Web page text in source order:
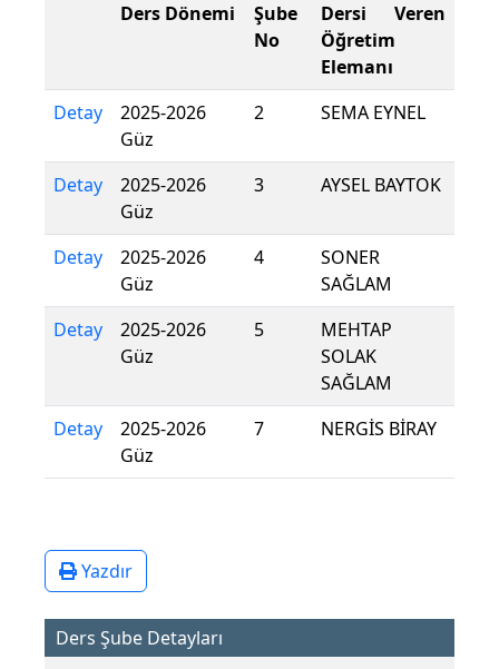
Ders Dönemi
Şube
No
Dersi Veren
Öğretim
Elemanı
Detay
2025-2026
Güz
2 SEMA EYNEL
Detay
2025-2026
Güz
3 AYSEL BAYTOK
Detay
2025-2026
Güz
4
SONER
SAĞLAM
Detay
2025-2026
Güz
5
MEHTAP
SOLAK
SAĞLAM
Detay
2025-2026
Güz
7 NERGİS BİRAY
Yazdır
Ders Şube Detayları